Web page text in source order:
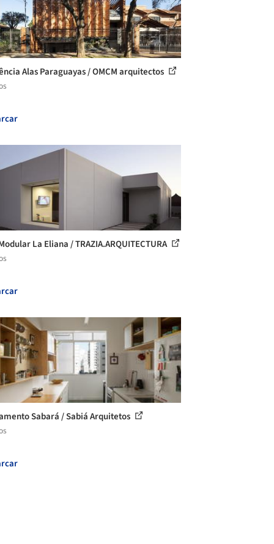
Alas Paraguayas / OMCM arquitectos
La Eliana / TRAZIA.ARQUITECTURA
Sabará / Sabiá Arquitetos